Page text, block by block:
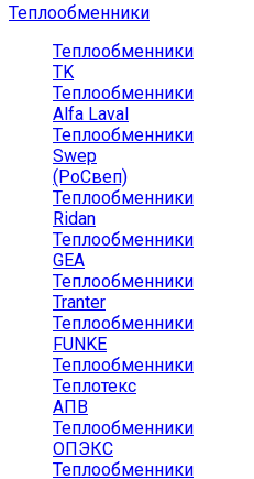
Теплообменники
Теплообменники
TK
Теплообменники
Alfa Laval
Теплообменники
Swep
(РоСвеп)
Теплообменники
Ridan
Теплообменники
GEA
Теплообменники
Tranter
Теплообменники
FUNKE
Теплообменники
Теплотекс
АПВ
Теплообменники
ОПЭКС
Теплообменники